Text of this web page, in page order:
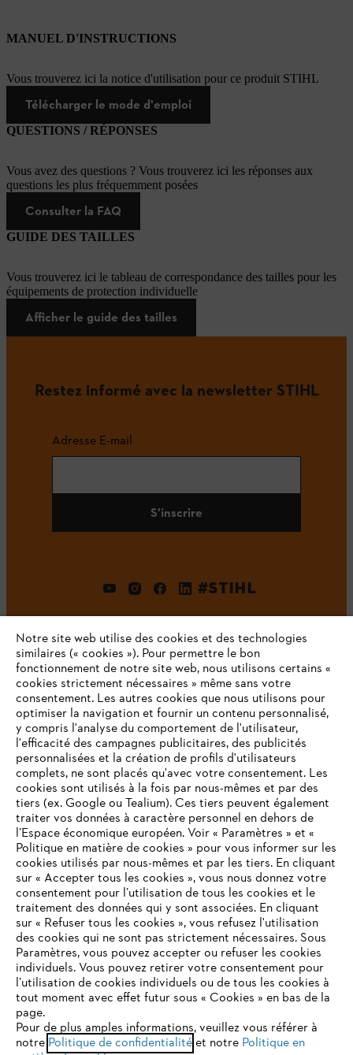
MANUEL D'INSTRUCTIONS
Vous trouverez ici la notice d'utilisation pour ce produit STIHL
Télécharger le mode d'emploi
QUESTIONS / RÉPONSES
Vous avez des questions ? Vous trouverez ici les réponses aux
questions les plus fréquemment posées
Consulter la FAQ
GUIDE DES TAILLES
Vous trouverez ici le tableau de correspondance des tailles pour les
équipements de protection individuelle
Afficher le guide des tailles
Restez informé avec la newsletter STIHL
Adresse E-mail
S'inscrire
#STIHL
L'Entreprise
STIHL FAQ
Contact
Politique de protection des données
Mentions légales Utilisation des cookies
Informations juridiques
VOTRE NAVIGATEUR INTERNET
N'EST PLUS PRIS EN CHARGE
Vous utilisez un navigateur Internet que nous ne prenons plus
en charge, et certaines fonctionnalités de notre site ne
peuvent fonctionner correctement. Pour une utilisation
optimale de notre site, nous vous recommandons de passer à
l'un des navigateurs suivants :
Notre site web utilise des cookies et des technologies
similaires (« cookies »). Pour permettre le bon
fonctionnement de notre site web, nous utilisons certains «
cookies strictement nécessaires » même sans votre
consentement. Les autres cookies que nous utilisons pour
optimiser la navigation et fournir un contenu personnalisé,
y compris l'analyse du comportement de l'utilisateur,
l'efficacité des campagnes publicitaires, des publicités
personnalisées et la création de profils d'utilisateurs
complets, ne sont placés qu'avec votre consentement. Les
cookies sont utilisés à la fois par nous-mêmes et par des
tiers (ex. Google ou Tealium). Ces tiers peuvent également
traiter vos données à caractère personnel en dehors de
l’Espace économique européen. Voir « Paramètres » et «
Politique en matière de cookies » pour vous informer sur les
cookies utilisés par nous-mêmes et par les tiers. En cliquant
sur « Accepter tous les cookies », vous nous donnez votre
consentement pour l’utilisation de tous les cookies et le
traitement des données qui y sont associées. En cliquant
sur « Refuser tous les cookies », vous refusez l'utilisation
des cookies qui ne sont pas strictement nécessaires. Sous
Paramètres, vous pouvez accepter ou refuser les cookies
individuels. Vous pouvez retirer votre consentement pour
l’utilisation de cookies individuels ou de tous les cookies à
tout moment avec effet futur sous « Cookies » en bas de la
page.
Pour de plus amples informations, veuillez vous référer à
notre Politique de confidentialitéet notre Politique en